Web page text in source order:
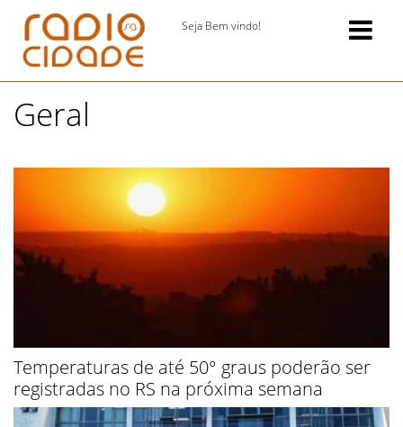
Seja Bem vindo!
Geral
Temperaturas de até 50° graus poderão ser
registradas no RS na próxima semana